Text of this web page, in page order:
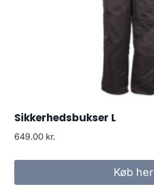
Sikkerhedsbukser L
649.00 kr.
Køb her